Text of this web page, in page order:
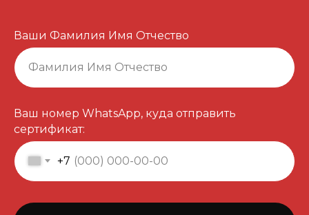
Ваши Фамилия Имя Отчество
Ваш номер WhatsApp, куда отправить
сертификат:
+7